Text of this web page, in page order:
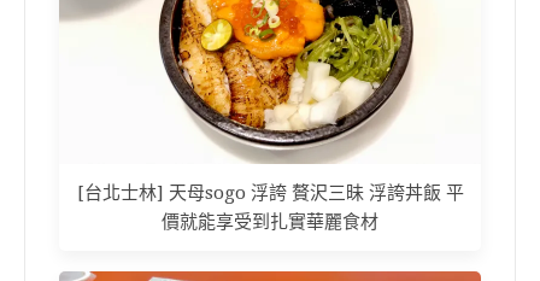
[台北士林] 天母sogo 浮誇 贅沢三昧 浮誇丼飯 平
價就能享受到扎實華麗食材